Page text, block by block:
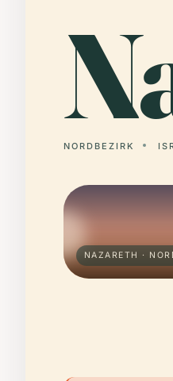
NORDBEZIRK
NAZARETH ·